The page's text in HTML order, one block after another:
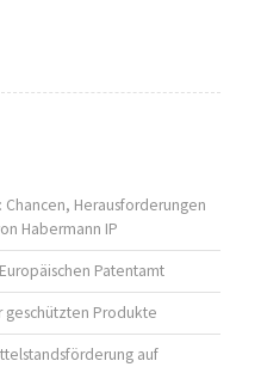
Herausforderungen
Habermann IP
Patentamt
geschützten Produkte
auf